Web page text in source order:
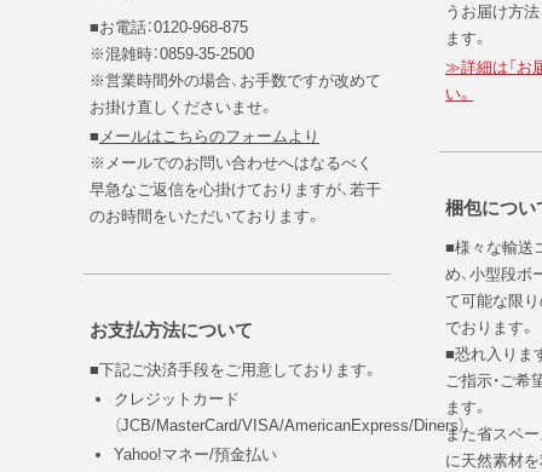
■お電話：0120-968-875
※混雑時：0859-35-2500
※営業時間外の場合、お手数ですが改めて
お掛け直しくださいませ。
■ メールはこちらのフォームより
※メールでのお問い合わせへはなるべく
早急なご返信を心掛けておりますが、若干
のお時間をいただいております。
お支払方法について
■下記ご決済手段をご用意しております。
クレジットカード
（JCB/MasterCard/VISA/AmericanExpress/Diners）
Yahoo!マネー/預金払い
うお届け方
ます。
≫詳細は「お
い。
梱包につい
■様々な輸送
め、小型段
て可能な限
でおります。
■恐れ入りま
ご指示・ご
ます。
また省スペ
に天然素材